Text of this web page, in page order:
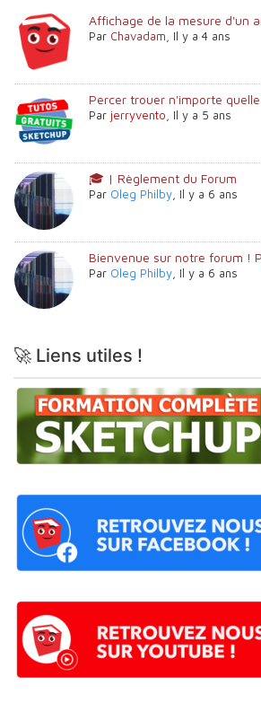
Affichage de la mesure d'un
Par Chavadam, Il y a 4 ans
Percer trouer n'importe
Par jerryvento Il y a 5 ans
🎓 | Règlement du Forum
Par Oleg Philby Il y a 6 ans
Bienvenue sur notre forum !
Par Oleg Philby Il y a 6 ans
🚀 Liens utiles !